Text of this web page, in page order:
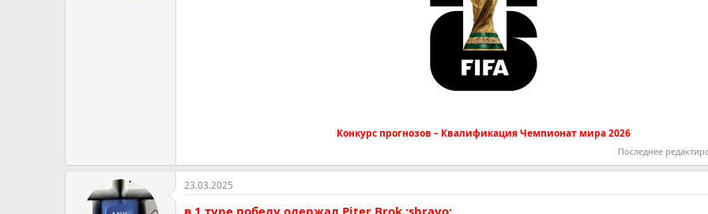
Конкурс прогнозов – Квалификация Чемпионат мира 2026
Последнее
23.03.2025
в 1 туре победу одержал Piter Brok :sbravo: